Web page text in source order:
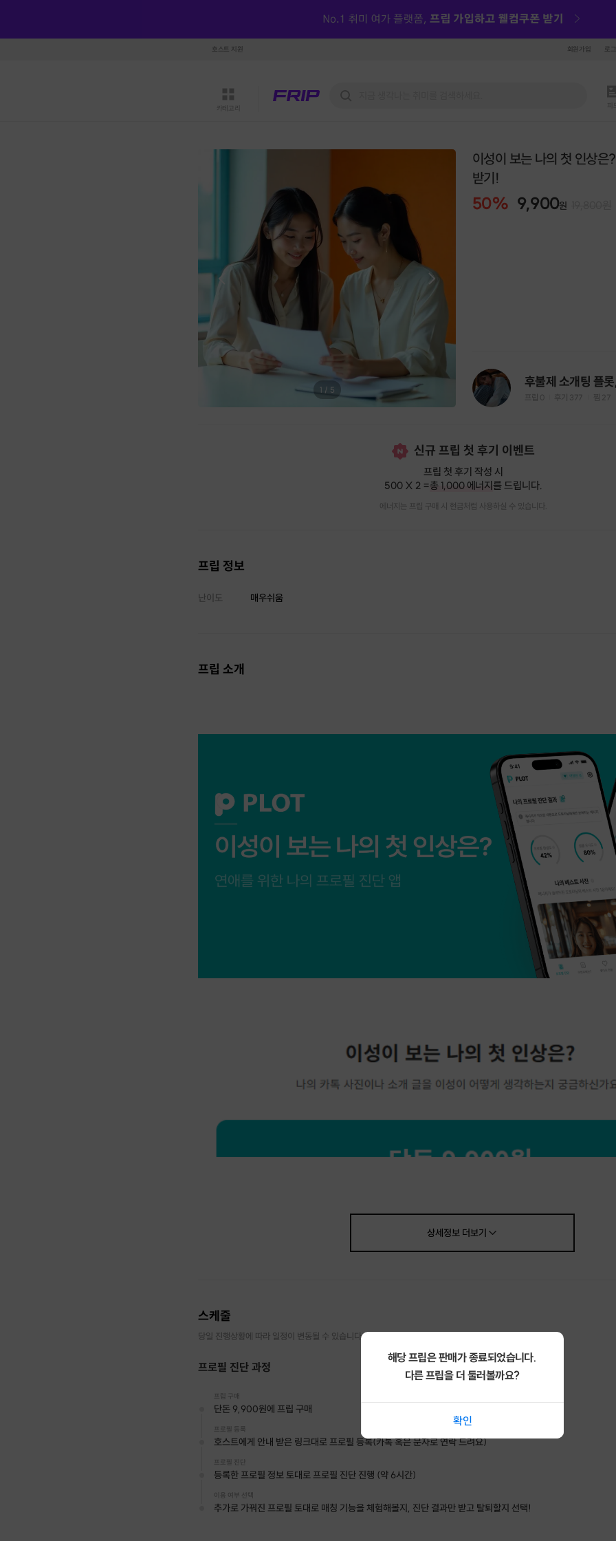
호스트 지원 회원가입 로
카테고리
1 / 5
이성이 보는 나의 첫 인상은
받기!
50% 9,900원
프립 0 후기 377 찜 27
신규 프립 첫 후기 이벤트
프립 첫 후기 작성 시
500 X 2 =총 1,000 에너지를 드립니다.
에너지는 프립 구매 시 현금처럼 사용하실 수 있습니다.
프립 정보
난이도 매우쉬움
프립 소개
상세정보더보기
스케줄
당일 진행상황에 따라 일정이 변동될 수 있습니다.
프로필 진단 과정
프립 구매
단돈 9,900원에 프립 구매
프로필 등록
호스트에게 안내 받은 링크대로 프로필 등록(카톡 혹은 문자로 연락 드려요)
프로필 진단
등록한 프로필 정보 토대로 프로필 진단 진행 (약 6시간)
이용 여부 선택
추가로 가꿔진 프로필 토대로 매칭 기능을 체험해볼지, 진단 결과만 받고 탈퇴할지 선택!
해당 프립은 판매가 종료되었습니다.
다른 프립을 더 둘러볼까요?
확인